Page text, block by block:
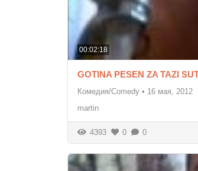
00:02:18
GOTINA PESEN ZA TAZI
Комедия/Comedy • 16 мая, 2012
martin
4393 0 0